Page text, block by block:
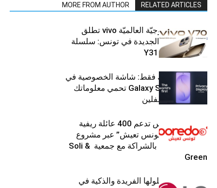
RELATED ARTICLES
MORE FROM AUTHOR
العلامة التّكنولوجيّة العالميّة vivo تطلق
هواتفها الذكيّة الجديدة في تونس: سلسلة
V70 وسلسلة Y31
شاشتك، لعينيك فقط: شاشة الخصوصية في
جهاز Galaxy S26 Ultra تحمي معلوماتك
من أعين المتطفلين
Ooredoo تونس تدعم 400 عائلة ريفية
ضمن برنامج “تونس تعيش” عبر مشروع
تنموي مستدام بالشراكة مع جمعية Soli &
Green
إل جي تقدم حلولها الفريدة والذكية في